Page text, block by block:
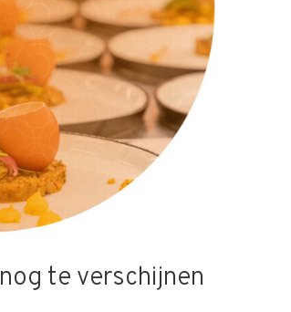
| nog te verschijnen